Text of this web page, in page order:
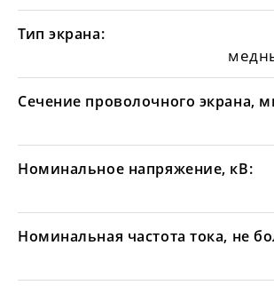
Тип экрана:
Сечение проволочного экрана,
Номинальное напряжение, кВ:
Номинальная частота тока, не